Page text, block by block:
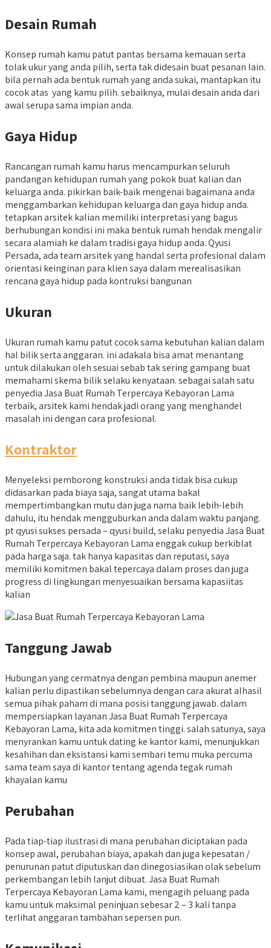
Desain Rumah
Konsep rumah kamu patut pantas bersama kemauan serta
tolak ukur yang anda pilih, serta tak didesain buat pesanan lain.
bila pernah ada bentuk rumah yang anda sukai, mantapkan itu
cocok atas yang kamu pilih. sebaiknya, mulai desain anda dari
awal serupa sama impian anda.
Gaya Hidup
Rancangan rumah kamu harus mencampurkan seluruh
pandangan kehidupan rumah yang pokok buat kalian dan
keluarga anda. pikirkan baik-baik mengenai bagaimana anda
menggambarkan kehidupan keluarga dan gaya hidup anda.
tetapkan arsitek kalian memiliki interpretasi yang bagus
berhubungan kondisi ini maka bentuk rumah hendak mengalir
secara alamiah ke dalam tradisi gaya hidup anda. Qyusi
Persada, ada team arsitek yang handal serta profesional dalam
orientasi keinginan para klien saya dalam merealisasikan
rencana gaya hidup pada kontruksi bangunan
Ukuran
Ukuran rumah kamu patut cocok sama kebutuhan kalian dalam
hal bilik serta anggaran. ini adakala bisa amat menantang
untuk dilakukan oleh sesuai sebab tak sering gampang buat
memahami skema bilik selaku kenyataan. sebagai salah satu
penyedia Jasa Buat Rumah Terpercaya Kebayoran Lama
terbaik, arsitek kami hendak jadi orang yang menghandel
masalah ini dengan cara profesional.
Kontraktor
Menyeleksi pemborong konstruksi anda tidak bisa cukup
didasarkan pada biaya saja, sangat utama bakal
mempertimbangkan mutu dan juga nama baik lebih-lebih
dahulu, itu hendak mengguburkan anda dalam waktu panjang.
pt qyusi sukses persada – qyusi build, selaku penyedia Jasa Buat
Rumah Terpercaya Kebayoran Lama enggak cukup berkiblat
pada harga saja. tak hanya kapasitas dan reputasi, saya
memiliki komitmen bakal tepercaya dalam proses dan juga
progress di lingkungan menyesuaikan bersama kapasiitas
kalian
Tanggung Jawab
Hubungan yang cermatnya dengan pembina maupun anemer
kalian perlu dipastikan sebelumnya dengan cara akurat alhasil
semua pihak paham di mana posisi tanggung jawab. dalam
mempersiapkan layanan Jasa Buat Rumah Terpercaya
Kebayoran Lama, kita ada komitmen tinggi. salah satunya, saya
menyrankan kamu untuk dating ke kantor kami, menunjukkan
kesahihan dan eksistansi kami sembari temu muka percuma
sama team saya di kantor tentang agenda tegak rumah
khayalan kamu
Perubahan
Pada tiap-tiap ilustrasi di mana perubahan diciptakan pada
konsep awal, perubahan biaya, apakah dan juga kepesatan /
penurunan patut diputuskan dan dinegosiasikan olak sebelum
perkembangan lebih lanjut dibuat. Jasa Buat Rumah
Terpercaya Kebayoran Lama kami, mengagih peluang pada
kamu untuk maksimal peninjuan sebesar 2 – 3 kali tanpa
terlihat anggaran tambahan sepersen pun.